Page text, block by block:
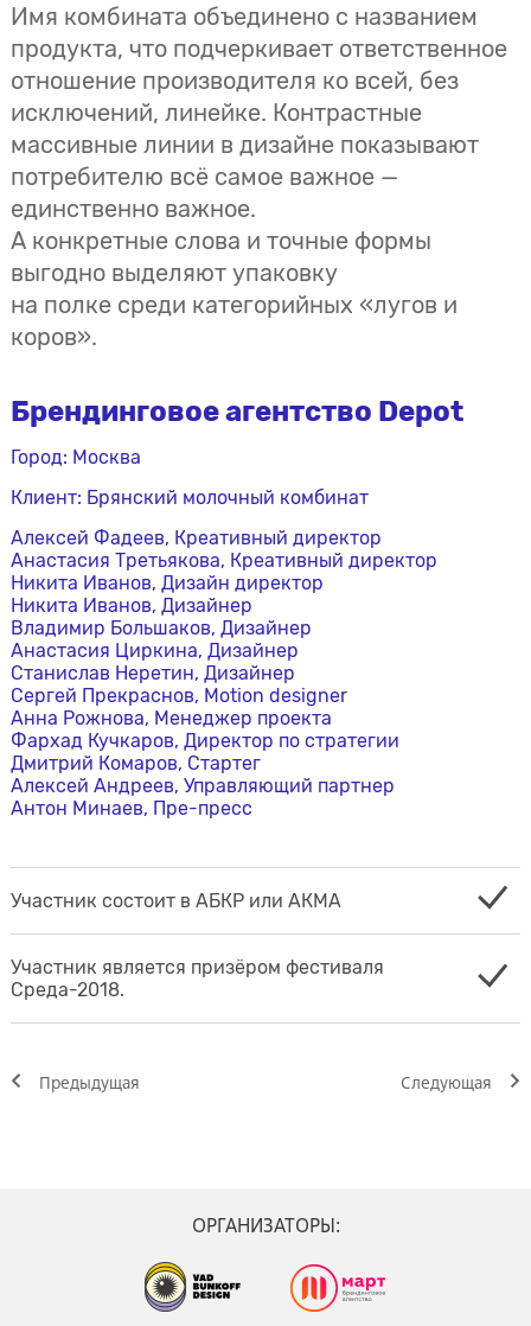
Имя комбината объединено с названием
продукта, что подчеркивает ответственное
отношение производителя ко всей, без
исключений, линейке. Контрастные
массивные линии в дизайне показывают
потребителю всё самое важное —
единственно важное.
А конкретные слова и точные формы
выгодно выделяют упаковку
на полке среди категорийных «лугов и
коров».
Брендинговое агентство Depot
Город: Москва
Клиент: Брянский молочный комбинат
Алексей Фадеев, Креативный директор
Анастасия Третьякова, Креативный директор
Никита Иванов, Дизайн директор
Никита Иванов, Дизайнер
Владимир Большаков, Дизайнер
Анастасия Циркина, Дизайнер
Станислав Неретин, Дизайнер
Сергей Прекраснов, Motion designer
Анна Рожнова, Менеджер проекта
Фархад Кучкаров, Директор по стратегии
Дмитрий Комаров, Стартег
Алексей Андреев, Управляющий партнер
Антон Минаев, Пре-пресс
Участник состоит в АБКР или АКМА
Участник является призёром фестиваля
Среда-2018.
Предыдущая Cледующая
ОРГАНИЗАТОРЫ: